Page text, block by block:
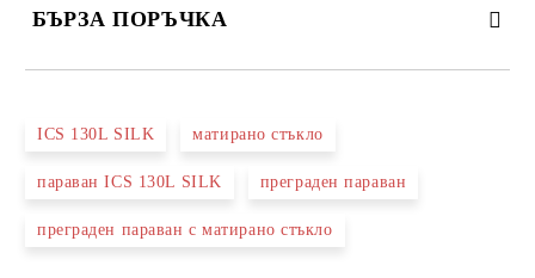
БЪРЗА ПОРЪЧКА
ICS 130L SILK матирано стъкло
параван ICS 130L SILK преграден параван
преграден параван с матирано стъкло